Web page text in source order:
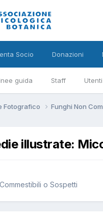
guida Staff
Socio Donazioni
Fotografico Funghi Non
illustrate:
o Sospetti